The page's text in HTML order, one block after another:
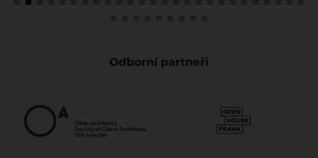
Odborní partneři